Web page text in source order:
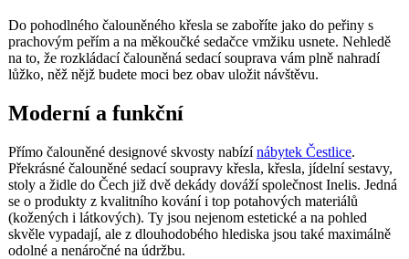
Do pohodlného čalouněného křesla se zaboříte jako do peřiny s
prachovým peřím a na měkoučké sedačce vmžiku usnete. Nehledě
na to, že rozkládací čalouněná sedací souprava vám plně nahradí
lůžko, něž nějž budete moci bez obav uložit návštěvu.
Moderní a funkční
Přímo čalouněné designové skvosty nabízínábytek Čestlice.
Překrásné čalouněné sedací soupravy křesla, křesla, jídelní sestavy,
stoly a židle do Čech již dvě dekády dováží společnost Inelis. Jedná
se o produkty z kvalitního kování i top potahových materiálů
(kožených i látkových). Ty jsou nejenom estetické a na pohled
skvěle vypadají, ale z dlouhodobého hlediska jsou také maximálně
odolné a nenáročné na údržbu.